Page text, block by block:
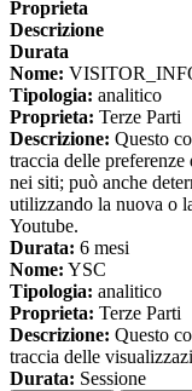
Proprieta
Descrizione
Durata
Nome:
Tipologia: analitico
Proprieta: Terze Parti
Descrizione: Questo
traccia delle
nei siti; può anche
utilizzando la nuova o
Youtube.
Durata: 6 mesi
Nome: YSC
Tipologia: analitico
Proprieta: Terze Parti
Descrizione: Questo
traccia delle
Durata: Sessione